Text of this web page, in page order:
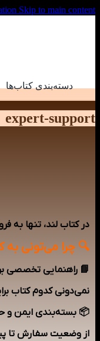
Skip to main content
دسته‌بندی کتاب‌ها
expert-support
در کتاب لند، تنها به
🔍 چرا می‌تونی به
📘 راهنمایی تخصصی
نمی‌دونی کدوم کتاب
📦 بسته‌بندی ایمن و
از وضعیت سفارش تا